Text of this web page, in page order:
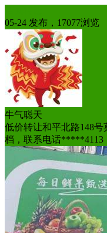
05-24 发布，17077浏览
牛气聪天
低价转让和平北路148
档，联系电话*****4113